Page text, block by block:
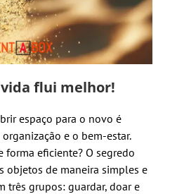
vida flui melhor!
espaço para o novo é
e o bem-estar.
forma eficiente? O segredo
objetos de maneira simples e
três grupos: guardar, doar e